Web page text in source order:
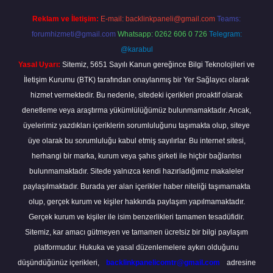
Reklam ve İletişim: E-mail: backlinkpaneli@gmail.com Teams:
forumhizmeti@gmail.com Whatsapp: 0262 606 0 726 Telegram:
@karabul
Yasal Uyarı: Sitemiz, 5651 Sayılı Kanun gereğince Bilgi Teknolojileri ve
İletişim Kurumu (BTK) tarafından onaylanmış bir Yer Sağlayıcı olarak
hizmet vermektedir. Bu nedenle, sitedeki içerikleri proaktif olarak
denetleme veya araştırma yükümlülüğümüz bulunmamaktadır. Ancak,
üyelerimiz yazdıkları içeriklerin sorumluluğunu taşımakta olup, siteye
üye olarak bu sorumluluğu kabul etmiş sayılırlar. Bu internet sitesi,
herhangi bir marka, kurum veya şahıs şirketi ile hiçbir bağlantısı
bulunmamaktadır. Sitede yalnızca kendi hazırladığımız makaleler
paylaşılmaktadır. Burada yer alan içerikler haber niteliği taşımamakta
olup, gerçek kurum ve kişiler hakkında paylaşım yapılmamaktadır.
Gerçek kurum ve kişiler ile isim benzerlikleri tamamen tesadüfidir.
Sitemiz, kar amacı gütmeyen ve tamamen ücretsiz bir bilgi paylaşım
platformudur. Hukuka ve yasal düzenlemelere aykırı olduğunu
düşündüğünüz içerikleri,
backlinkpanelicomtr@gmail.com adresine